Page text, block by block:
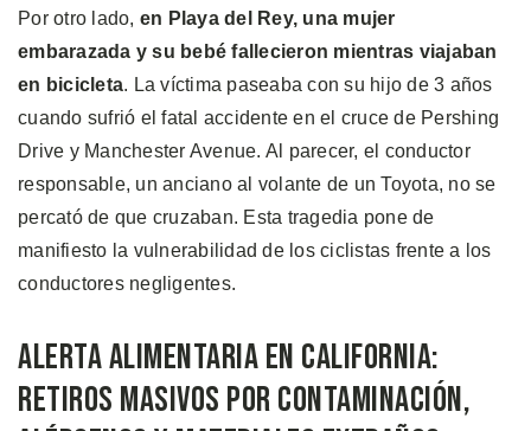
Por otro lado, en Playa del Rey, una mujer
embarazada y su bebé fallecieron mientras viajaban
en bicicleta. La víctima paseaba con su hijo de 3 años
cuando sufrió el fatal accidente en el cruce de Pershing
Drive y Manchester Avenue. Al parecer, el conductor
responsable, un anciano al volante de un Toyota, no se
percató de que cruzaban. Esta tragedia pone de
manifiesto la vulnerabilidad de los ciclistas frente a los
conductores negligentes.
Alerta Alimentaria en California:
Retiros Masivos por Contaminación,